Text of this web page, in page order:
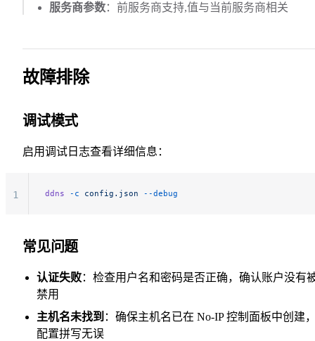
服务商参数：前服务商支持,值与当前服务商相关
故障排除
调试模式
启用调试日志查看详细信息：
ddns -c config.json --debug
1
常见问题
认证失败：检查用户名和密码是否正确，确认账户没有
禁用
主机名未找到 ：确保主机名已在 No-IP 控制面板中创建
配置拼写无误